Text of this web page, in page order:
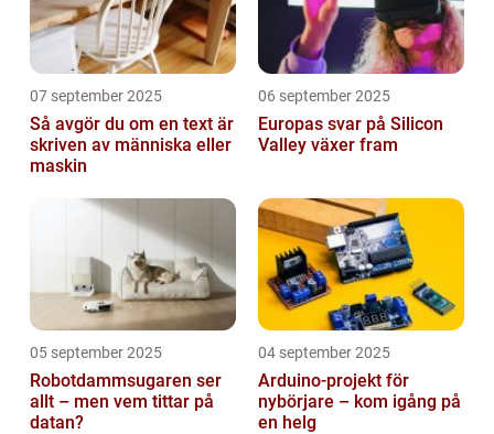
07 september 2025
Så avgör du om en text är
skriven av människa eller
maskin
06 september 2025
Europas svar på Silicon
Valley växer fram
05 september 2025
Robotdammsugaren ser
allt – men vem tittar på
datan?
04 september 2025
Arduino-projekt för
nybörjare – kom igång på
en helg